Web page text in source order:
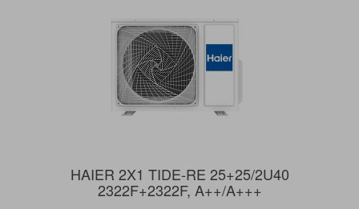
HAIER 2X1 TIDE-RE 25+25/2U40
2322F+2322F, A++/A+++